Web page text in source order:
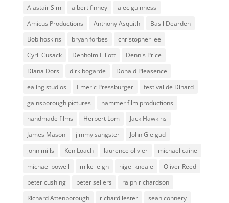
Alastair Sim albert finney
alec guinness
Amicus Productions
Anthony Asquith
Basil Dearden
Bob hoskins
bryan forbes
christopher lee
Cyril Cusack
Denholm Elliott
Dennis Price
Diana Dors
dirk bogarde
Donald Pleasence
ealing studios
Emeric Pressburger
festival de Dinard
gainsborough pictures
hammer film productions
handmade films
Herbert Lom
Jack Hawkins
James Mason
jimmy sangster
John Gielgud
john mills
Ken Loach laurence olivier
michael caine
michael powell
mike leigh nigel kneale
Oliver Reed
peter cushing
peter sellers
ralph richardson
Richard Attenborough
richard lester
sean connery